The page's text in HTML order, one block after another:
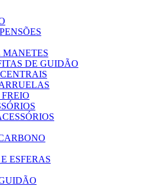
DE GUIDÃO
ESFERAS